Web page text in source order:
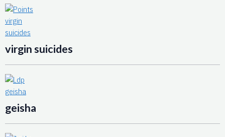
virgin suicides
geisha